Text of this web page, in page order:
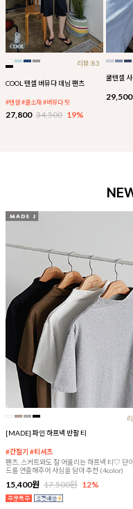
리뷰:83
COOL 텐셀 버뮤다 데님 팬츠
#텐셀 #쿨소재 #버뮤다 핏
27,800 34,500 19%
쿨텐셀
29,500
[MADE] 파인 하프넥 반팔 티
#간절기 #티셔츠
팬츠, 스커트와도 잘 어울리는 하프넥 티♡ 단
드를 연출해주어 사심을 담아 추천 (4color)
15,400원 17,500원 12%